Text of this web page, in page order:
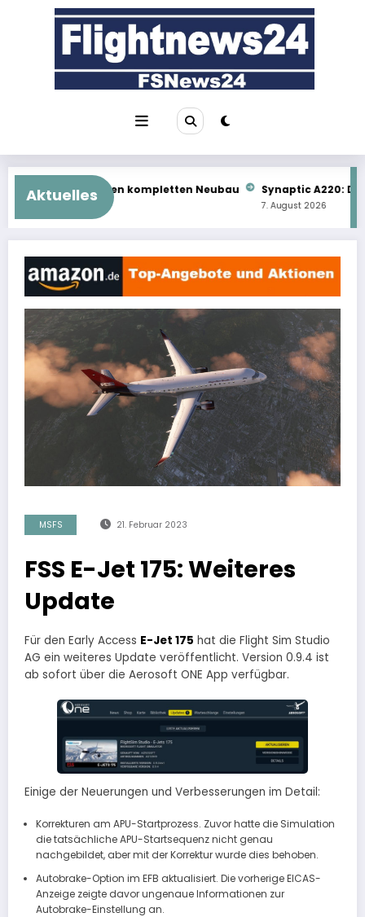
Aktuelles
Neubau Synaptic A220: Das kommt als Nächstes
MSFS 21. Februar 2023
FSS E-Jet 175: Weiteres
Update
Für den Early Access E-Jet 175 hat die Flight Sim Studio
AG ein weiteres Update veröffentlicht. Version 0.9.4 ist
ab sofort über die Aerosoft ONE App verfügbar.
Einige der Neuerungen und Verbesserungen im Detail:
Korrekturen am APU-Startprozess. Zuvor hatte die Simulation
die tatsächliche APU-Startsequenz nicht genau
nachgebildet, aber mit der Korrektur wurde dies behoben.
Autobrake-Option im EFB aktualisiert. Die vorherige EICAS-
Anzeige zeigte davor ungenaue Informationen zur
Autobrake-Einstellung an.